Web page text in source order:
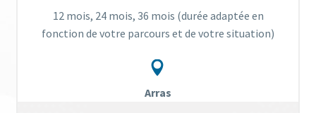
12 mois, 24 mois, 36 mois (durée adaptée en
fonction de votre parcours et de votre situation)


Arras